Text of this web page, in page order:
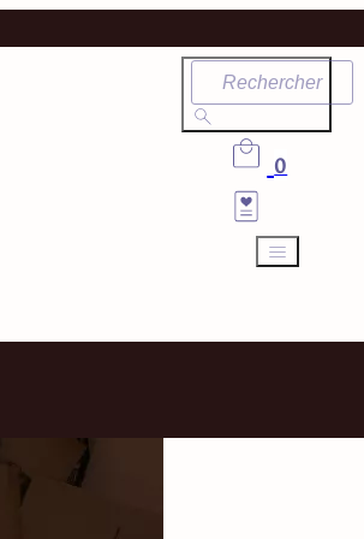
Rechercher
0